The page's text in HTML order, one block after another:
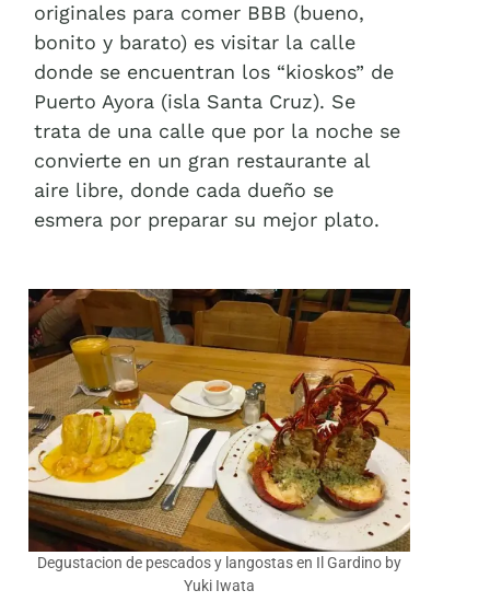
originales para comer BBB (bueno,
bonito y barato) es visitar la calle
donde se encuentran los “kioskos” de
Puerto Ayora (isla Santa Cruz). Se
trata de una calle que por la noche se
convierte en un gran restaurante al
aire libre, donde cada dueño se
esmera por preparar su mejor plato.
Degustacion de pescados y langostas en Il Gardino by
Yuki Iwata